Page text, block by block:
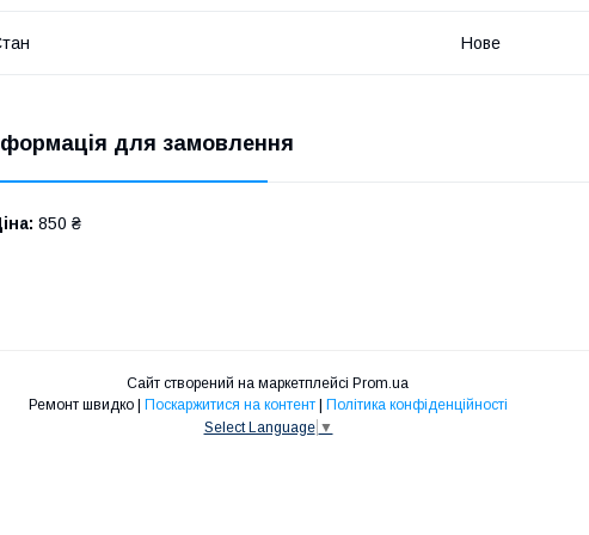
Нове
для замовлення
850 ₴
Сайт створений на маркетплейсі Prom.ua
Ремонт швидко | Поскаржитися на контент | Політика конфіденційності
Select Language ▼